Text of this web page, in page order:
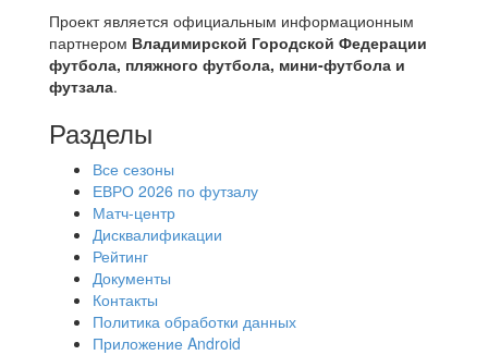
Проект является официальным информационным
партнером Владимирской Городской Федерации
футбола, пляжного футбола, мини-футбола и
футзала.
Разделы
Все сезоны
ЕВРО 2026 по футзалу
Матч-центр
Дисквалификации
Рейтинг
Документы
Контакты
Политика обработки данных
Приложение Android